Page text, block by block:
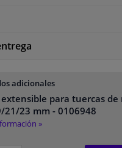
adicionales
extensible para tuercas de
21/23 mm - 0106948
»